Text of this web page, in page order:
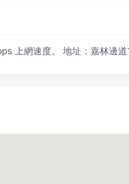
上網速度。 地址：嘉林邊道